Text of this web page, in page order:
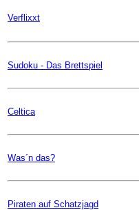
Verflixxt
Sudoku - Das Brettspiel
Celtica
Was´n das?
Piraten auf Schatzjagd